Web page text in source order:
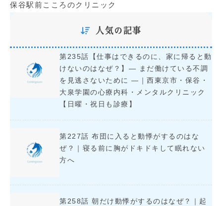
保谷駅前こころのクリニック
人気の記事
第235話【仕事はできるのに、家に帰ると動
けないのはなぜ？】― まだ働けている不調
を見逃さないために ―｜西東京市・保谷・
大泉学園の心療内科・メンタルクリニック
【日曜・祝日も診療】
第227話 布団に入ると動悸がするのはな
ぜ？｜寝る前に胸がドキドキして眠れない
方へ
第258話 朝だけ動悸がするのはなぜ？｜起